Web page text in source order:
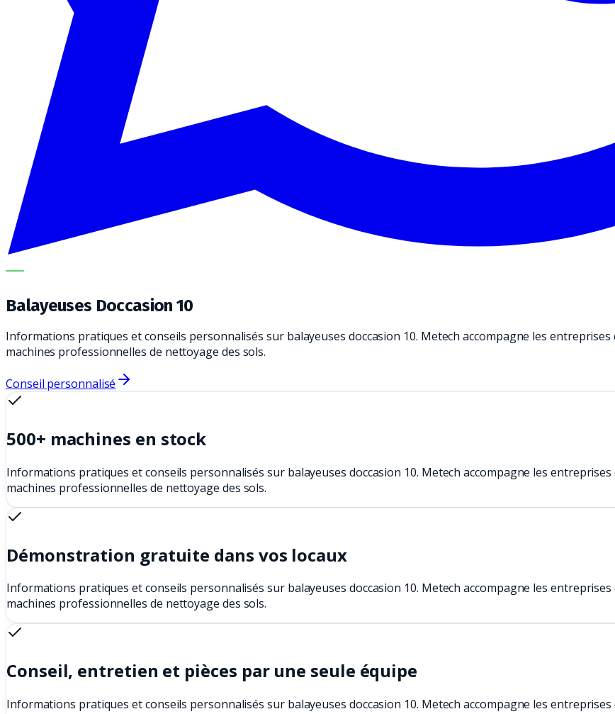
METECH
Balayeuses Doccasion 10
Informations pratiques et conseils personnalisés sur balayeuses doccasion 10. Metech accompagne les
machines professionnelles de nettoyage des sols.
Conseil personnalisé
500+ machines en stock
Informations pratiques et conseils personnalisés sur balayeuses doccasion 10. Metech accompagne les
machines professionnelles de nettoyage des sols.
Démonstration gratuite dans vos locaux
Informations pratiques et conseils personnalisés sur balayeuses doccasion 10. Metech accompagne les
machines professionnelles de nettoyage des sols.
Conseil, entretien et pièces par une seule équipe
Informations pratiques et conseils personnalisés sur balayeuses doccasion 10. Metech accompagne les